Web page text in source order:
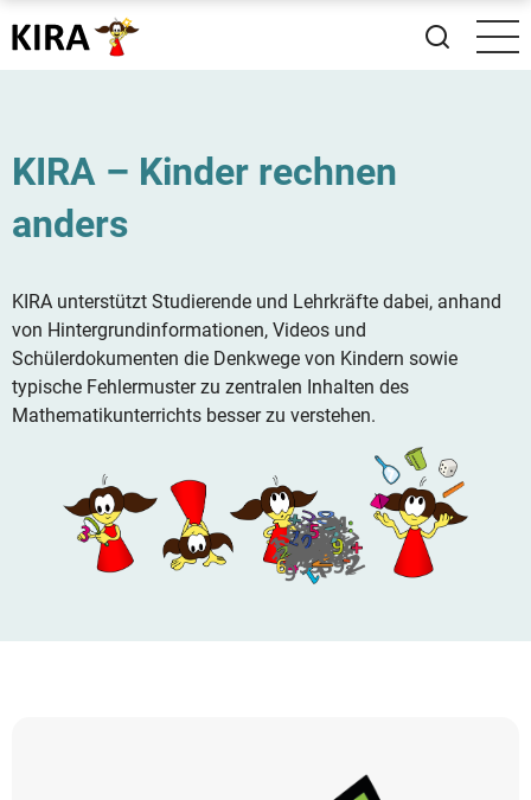
zum
Inhalt
KIRA – Kinder rechnen
anders
KIRA unterstützt Studierende und Lehrkräfte dabei, anhand
von Hintergrundinformationen, Videos und
Schülerdokumenten die Denkwege von Kindern sowie
typische Fehlermuster zu zentralen Inhalten des
Mathematikunterrichts besser zu verstehen.